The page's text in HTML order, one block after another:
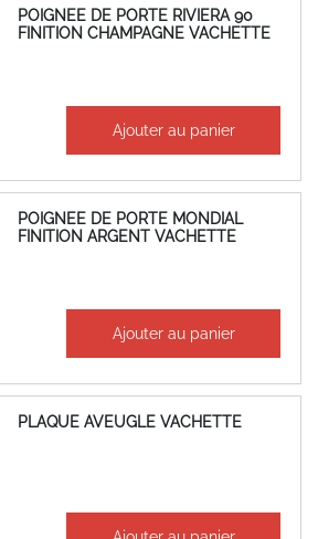
POIGNEE DE PORTE RIVIERA 90
FINITION CHAMPAGNE VACHETTE
Ajouter au panier
POIGNEE DE PORTE MONDIAL
FINITION ARGENT VACHETTE
Ajouter au panier
PLAQUE AVEUGLE VACHETTE